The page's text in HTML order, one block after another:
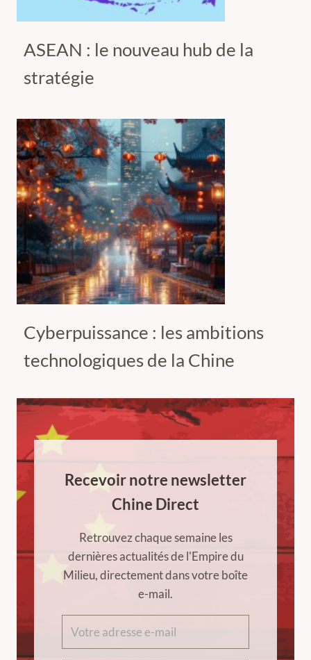
ASEAN : le nouveau hub de la
stratégie
Cyberpuissance : les ambitions
technologiques de la Chine
Recevoir notre newsletter
Chine Direct
Retrouvez chaque semaine les
dernières actualités de l'Empire du
Milieu, directement dans votre boîte
e-mail.